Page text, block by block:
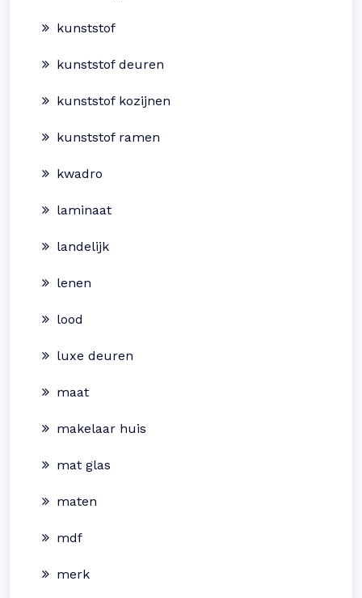
kunststof
kunststof deuren
kunststof kozijnen
kunststof ramen
kwadro
laminaat
landelijk
lenen
lood
luxe deuren
maat
makelaar huis
mat glas
maten
mdf
merk